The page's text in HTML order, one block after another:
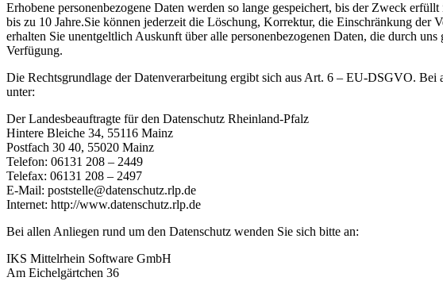
Erhobene personenbezogene Daten werden so lange gespeichert, bis der Zweck
bis zu 10 Jahre.Sie können jederzeit die Löschung, Korrektur, die Einschränkung der
erhalten Sie unentgeltlich Auskunft über alle personenbezogenen Daten, die durch
Verfügung.
Die Rechtsgrundlage der Datenverarbeitung ergibt sich aus Art. 6 – EU-DSGVO. Bei
unter:
Der Landesbeauftragte für den Datenschutz Rheinland-Pfalz
Hintere Bleiche 34, 55116 Mainz
Postfach 30 40, 55020 Mainz
Telefon: 06131 208 – 2449
Telefax: 06131 208 – 2497
E-Mail: poststelle@datenschutz.rlp.de
Internet: http://www.datenschutz.rlp.de
Bei allen Anliegen rund um den Datenschutz wenden Sie sich bitte an:
IKS Mittelrhein Software GmbH
Am Eichelgärtchen 36